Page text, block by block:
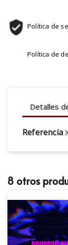
Política de
Política de
Detalles
Referencia
8 otros